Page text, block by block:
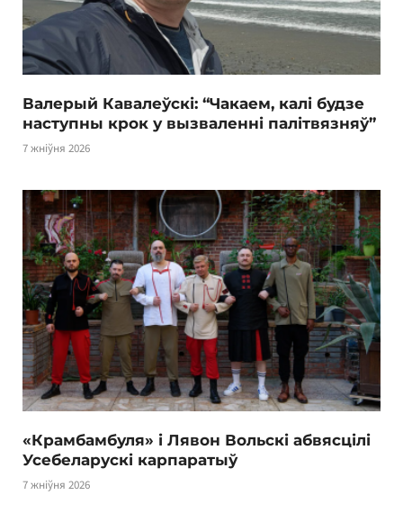
Валерый Кавалеўскі: “Чакаем, калі будзе
наступны крок у вызваленні палітвязняў”
7 жніўня 2026
«Крамбамбуля» і Лявон Вольскі абвясцілі
Усебеларускі карпаратыў
7 жніўня 2026